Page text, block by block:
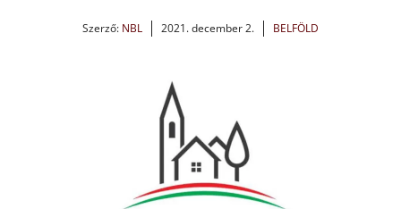
Szerző: NBL 2021. december 2. BELFÖLD